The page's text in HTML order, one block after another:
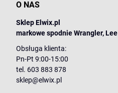
O NAS
Sklep Elwix.pl
markowe spodnie Wrangler, Lee
Obsługa klienta:
Pn-Pt 9:00-15:00
tel. 603 883 878
sklep@elwix.pl